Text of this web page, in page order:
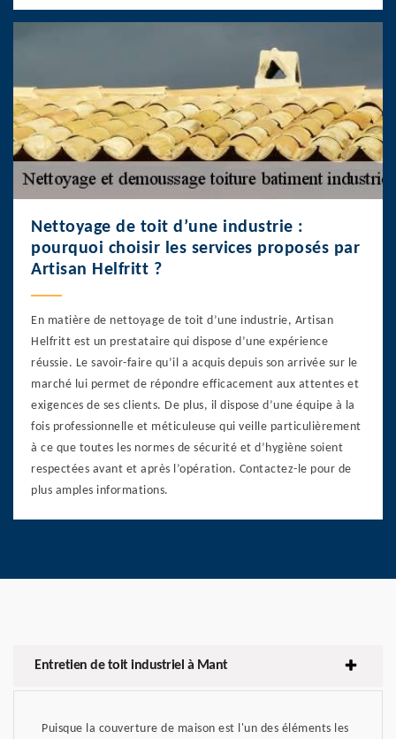
Nettoyage de toit d’une industrie :
pourquoi choisir les services proposés par
Artisan Helfritt ?
En matière de nettoyage de toit d’une industrie, Artisan
Helfritt est un prestataire qui dispose d’une expérience
réussie. Le savoir-faire qu’il a acquis depuis son arrivée sur le
marché lui permet de répondre efficacement aux attentes et
exigences de ses clients. De plus, il dispose d’une équipe à la
fois professionnelle et méticuleuse qui veille particulièrement
à ce que toutes les normes de sécurité et d’hygiène soient
respectées avant et après l’opération. Contactez-le pour de
plus amples informations.
Entretien de toit industriel à Mant
Puisque la couverture de maison est l'un des éléments les